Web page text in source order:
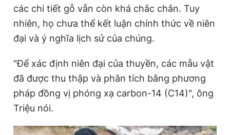
các chi tiết gỗ vẫn còn khá chắc chắn. Tuy
nhiên, họ chưa thể kết luận chính thức về niên
đại và ý nghĩa lịch sử của chúng.
"Để xác định niên đại của thuyền, các mẫu vật
đã được thu thập và phân tích bằng phương
pháp đồng vị phóng xạ carbon-14 (C14)", ông
Triệu nói.